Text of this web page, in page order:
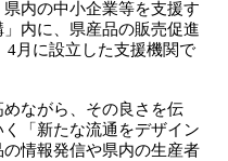
内の中小企業等を支援す
内に、県産品の販売促進
4月に設立した支援機関で
ながら、その良さを伝
「新たな流通をデザイン
情報発信や県内の生産者